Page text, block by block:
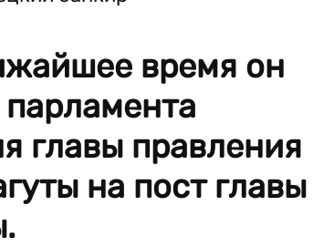
время он
главы правления
на пост главы